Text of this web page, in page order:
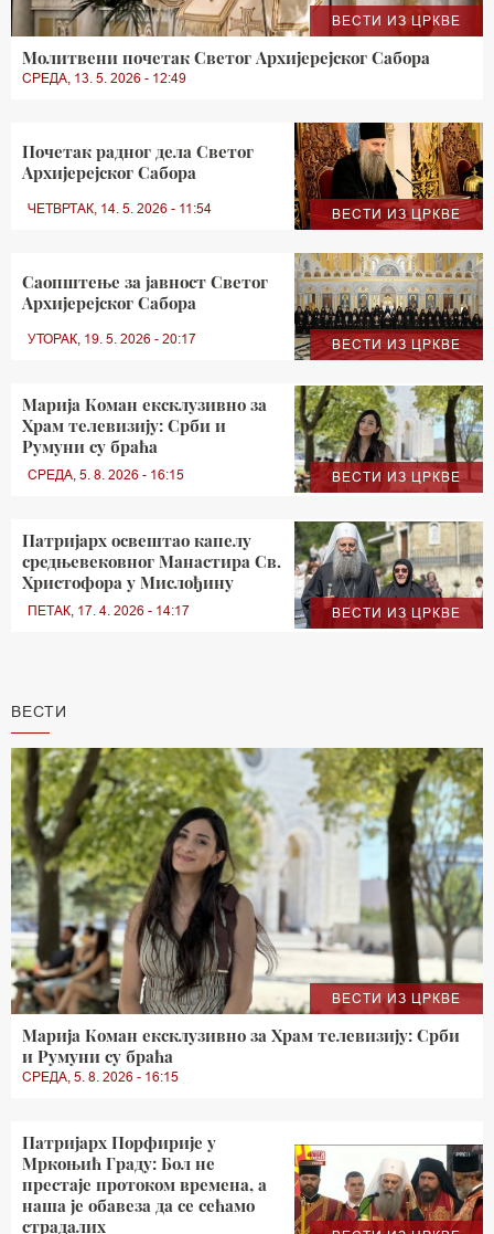
ВЕСТИ ИЗ ЦРКВЕ
Молитвени почетак Светог Архијерејског Сабора
СРЕДА, 13. 5. 2026 - 12:49
ВЕСТИ ИЗ ЦРКВЕ
Почетак радног дела Светог
Архијерејског Сабора
ЧЕТВРТАК, 14. 5. 2026 - 11:54
ВЕСТИ ИЗ ЦРКВЕ
Саопштење за јавност Светог
Архијерејског Сабора
УТОРАК, 19. 5. 2026 - 20:17
ВЕСТИ ИЗ ЦРКВЕ
Марија Коман ексклузивно за
Храм телевизију: Срби и
Румуни су браћа
СРЕДА, 5. 8. 2026 - 16:15
ВЕСТИ ИЗ ЦРКВЕ
Патријарх освештао капелу
средњевековног Манастира Св.
Христофора у Мислођину
ПЕТАК, 17. 4. 2026 - 14:17
ВЕСТИ
ВЕСТИ ИЗ ЦРКВЕ
Марија Коман ексклузивно за Храм телевизију: Срби
и Румуни су браћа
СРЕДА, 5. 8. 2026 - 16:15
Патријарх Порфирије у
Мркоњић Граду: Бол не
престаје протоком времена, а
наша је обавеза да се сећамо
страдалих